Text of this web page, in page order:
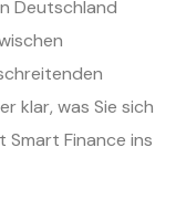
Deutschland
klar, was Sie sich
Smart Finance ins